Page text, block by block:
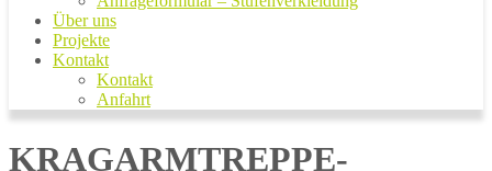
Über uns
Projekte
Kontakt
Kontakt
Anfahrt
KRAGARMTREPPE-